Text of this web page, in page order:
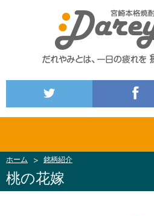
ホーム 銘柄紹介
桃の花嫁